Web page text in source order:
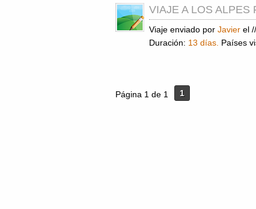
VIAJE A LOS ALPES
Viaje enviado por Javier el //.
Duración: 13 días. Países
Página 1 de 1 1